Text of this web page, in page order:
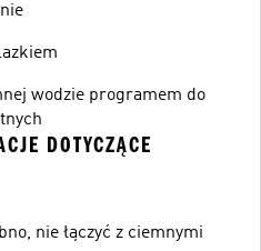
wodzie programem do
DOTYCZĄCE
nie łączyć z ciemnymi